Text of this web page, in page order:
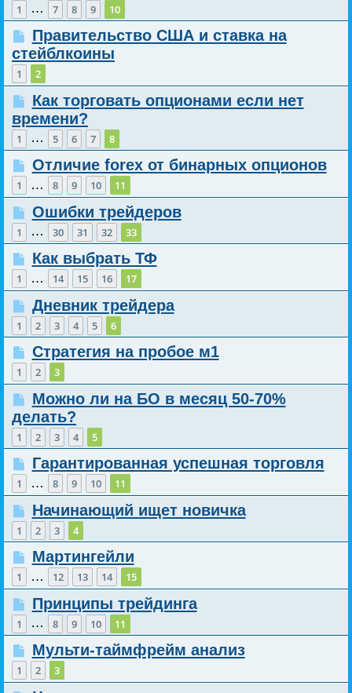
1 … 7 8 9 10
Правительство США и ставка на
стейблкоины
1 2
Как торговать опционами если нет
времени?
1 … 5 6 7 8
Отличие forex от бинарных опционов
1 … 8 9 10 11
Ошибки трейдеров
1 … 30 31 32 33
Как выбрать ТФ
1 … 14 15 16 17
Дневник трейдера
1 2 3 4 5 6
Стратегия на пробое м1
1 2 3
Можно ли на БО в месяц 50-70%
делать?
1 2 3 4 5
Гарантированная успешная торговля
1 … 8 9 10 11
Начинающий ищет новичка
1 2 3 4
Мартингейли
1 … 12 13 14 15
Принципы трейдинга
1 … 8 9 10 11
Мульти-таймфрейм анализ
1 2 3